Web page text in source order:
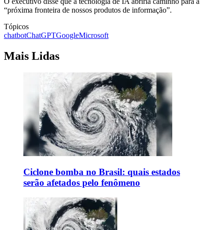
“próxima fronteira de nossos produtos de informação”.
Tópicos
chatbotChatGPTGoogleMicrosoft
Mais Lidas
Ciclone bomba no Brasil: quais estados
serão afetados pelo fenômeno